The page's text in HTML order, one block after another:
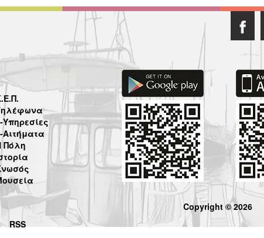
Υπηρεσίες
Αιτήματα
Πόλη
RSS
Copyright © 2026